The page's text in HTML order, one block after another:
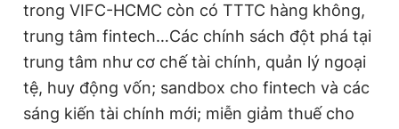
trong VIFC-HCMC còn có TTTC hàng không,
trung tâm fintech…Các chính sách đột phá tại
trung tâm như cơ chế tài chính, quản lý ngoại
tệ, huy động vốn; sandbox cho fintech và các
sáng kiến tài chính mới; miễn giảm thuế cho